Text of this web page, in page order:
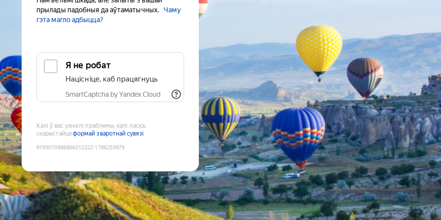
прылады падобныя да аўтаматычных.
Чаму
гэта магло адбыцца?
Я не робат
Націсніце, каб працягнуць
SmartCaptcha by Yandex Cloud
Калі ў вас узніклі праблемы, калі ласка,
скарыстайцеформай зваротнай сувязі
9193010896866312222:1786253979